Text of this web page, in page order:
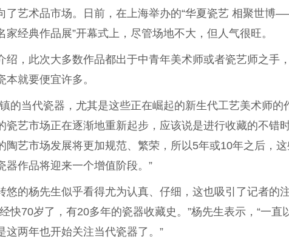
了艺术品市场。日前，在上海举办的“华夏瓷艺 相聚世博
经典作品展”开幕式上，尽管场地不大，但人气很旺。
，此次大多数作品都出于中青年美术师或者瓷艺师之手
就要便宜许多。
当代瓷器，尤其是这些正在崛起的新生代工艺美术师的
艺市场正在逐渐地重新起步，应该说是进行收藏的不错时
陶艺市场发展将更加规范、繁荣，所以5年或10年之后，这
器作品将迎来一个增值阶段。”
杨先生似乎看得尤为认真、仔细，这也吸引了记者的注
快70岁了，有20多年的瓷器收藏史。”杨先生表示，“一直
这两年也开始关注当代瓷器了。”